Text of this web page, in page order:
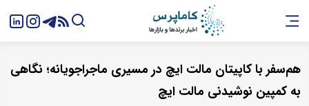
هم‌سفر با کاپیتان مالت ایچ در مسیری ماجراجویانه؛ نگاهی
به کمپین نوشیدنی مالت ایچ